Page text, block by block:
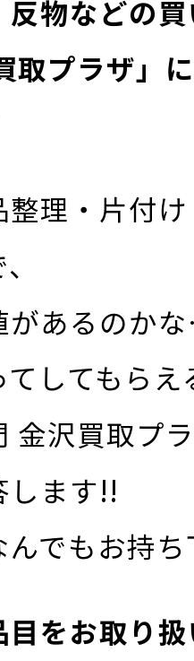
反物などの
取プラザ」
整理・片付
があるのか
てしてもら
金沢買取プ
します!!
んでもお持
をお取り